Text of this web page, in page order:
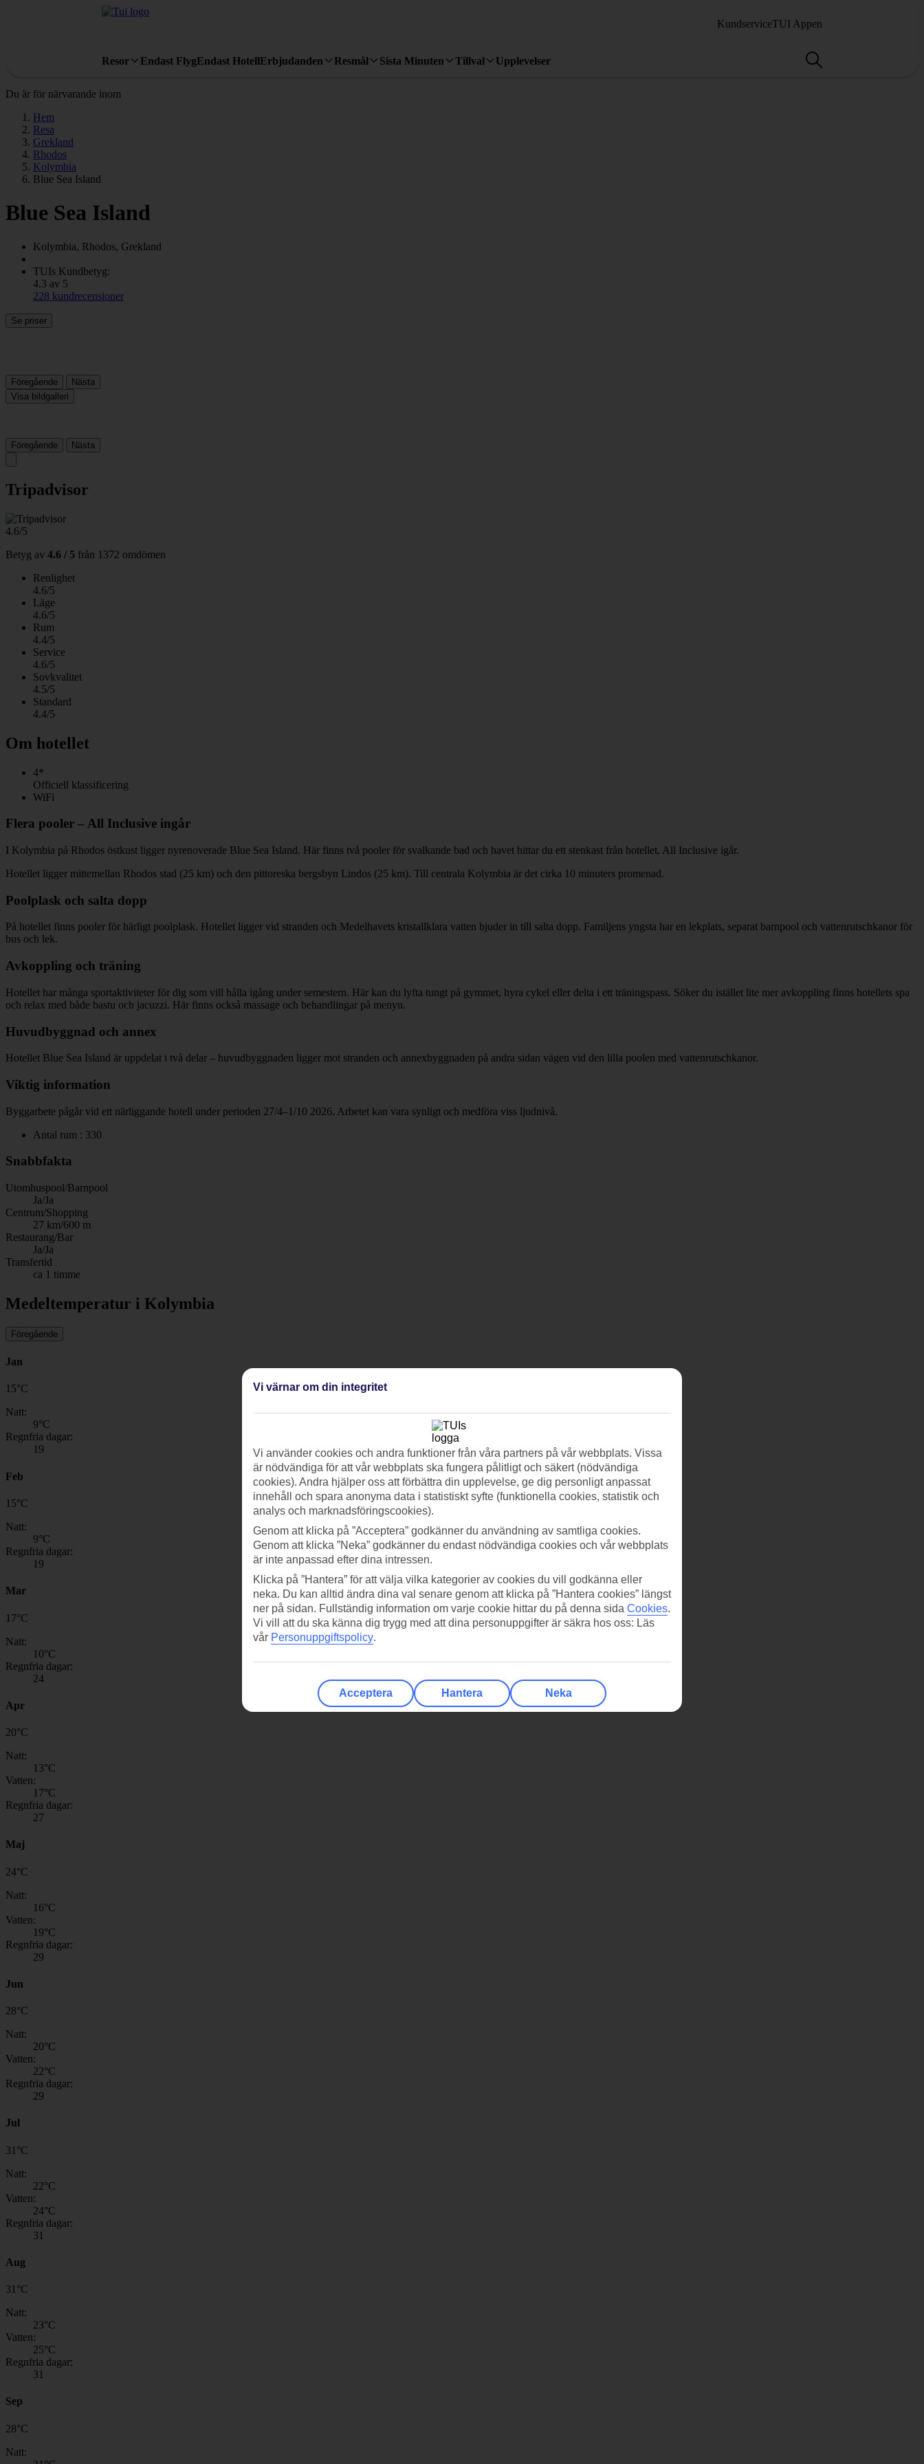
KundserviceTUI Appen
Resor Endast FlygEndast HotellErbjudanden Resmål Sista Minuten Tillval Upplevelser
Du är för närvarande inom
Hem
Resa
Grekland
Rhodos
Kolymbia
Blue Sea Island
Blue Sea Island
Kolymbia, Rhodos, Grekland
TUIs Kundbetyg:
4.3 av 5
228 kundrecensioner
Se priser
Föregående
Nästa
Visa bildgalleri
Föregående Nästa
Tripadvisor
4.6/5
Betyg av 4.6 / 5 från 1372 omdömen
Renlighet
4.6/5
Läge
4.6/5
Rum
4.4/5
Service
4.6/5
Sovkvalitet
4.5/5
Standard
4.4/5
Om hotellet
4*
Officiell klassificering
WiFi
Flera pooler – All Inclusive ingår
I Kolymbia på Rhodos östkust ligger nyrenoverade Blue Sea Island. Här finns två pooler för svalkande bad och havet hittar du ett stenkast från hotellet. All Inclusive igår.
Hotellet ligger mittemellan Rhodos stad (25 km) och den pittoreska bergsbyn Lindos (25 km). Till centrala Kolymbia är det cirka 10 minuters promenad.
Poolplask och salta dopp
På hotellet finns pooler för härligt poolplask. Hotellet ligger vid stranden och Medelhavets kristallklara vatten bjuder in till salta dopp. Familjens yngsta har en lekplats, separat barnpool och vattenrutschkanor för
bus och lek.
Avkoppling och träning
Hotellet har många sportaktiviteter för dig som vill hålla igång under semestern. Här kan du lyfta tungt på gymmet, hyra cykel eller delta i ett träningspass. Söker du istället lite mer avkoppling finns hotellets spa
och relax med både bastu och jacuzzi. Här finns också massage och behandlingar på menyn.
Huvudbyggnad och annex
Hotellet Blue Sea Island är uppdelat i två delar – huvudbyggnaden ligger mot stranden och annexbyggnaden på andra sidan vägen vid den lilla poolen med vattenrutschkanor.
Viktig information
Byggarbete pågår vid ett närliggande hotell under perioden 27/4–1/10 2026. Arbetet kan vara synligt och medföra viss ljudnivå.
Antal rum : 330
Snabbfakta
Utomhuspool/Barnpool
Ja/Ja
Centrum/Shopping
27 km/600 m
Restaurang/Bar
Ja/Ja
Transfertid
ca 1 timme
Medeltemperatur i Kolymbia
Föregående
Jan
15°C
Natt:
9°C
Regnfria dagar:
19
Feb
15°C
Natt:
9°C
Regnfria dagar:
19
Mar
17°C
Natt:
10°C
Regnfria dagar:
24
Apr
20°C
Natt:
13°C
Vatten:
17°C
Regnfria dagar:
27
Maj
24°C
Natt:
16°C
Vatten:
19°C
Regnfria dagar:
29
Jun
28°C
Natt:
20°C
Vatten:
22°C
Regnfria dagar:
29
Jul
31 °C
Natt:
22°C
Vatten:
24°C
Regnfria dagar:
31
Aug
31 °C
Natt:
23°C
Vatten:
25°C
Regnfria dagar:
31
Sep
28°C
Natt:
Vi värnar om din integritet
Vi använder cookies och andra funktioner från våra partners på vår webbplats. Vissa
är nödvändiga för att vår webbplats ska fungera pålitligt och säkert (nödvändiga
cookies). Andra hjälper oss att förbättra din upplevelse, ge dig personligt anpassat
innehåll och spara anonyma data i statistiskt syfte (funktionella cookies, statistik och
analys och marknadsföringscookies).
Genom att klicka på ”Acceptera” godkänner du användning av samtliga cookies.
Genom att klicka ”Neka” godkänner du endast nödvändiga cookies och vår webbplats
är inte anpassad efter dina intressen.
Klicka på ”Hantera” för att välja vilka kategorier av cookies du vill godkänna eller
neka. Du kan alltid ändra dina val senare genom att klicka på ”Hantera cookies” längst
ner på sidan. Fullständig information om varje cookie hittar du på denna sida Cookies.
Vi vill att du ska känna dig trygg med att dina personuppgifter är säkra hos oss: Läs
vår Personuppgiftspolicy.
Acceptera Hantera Neka